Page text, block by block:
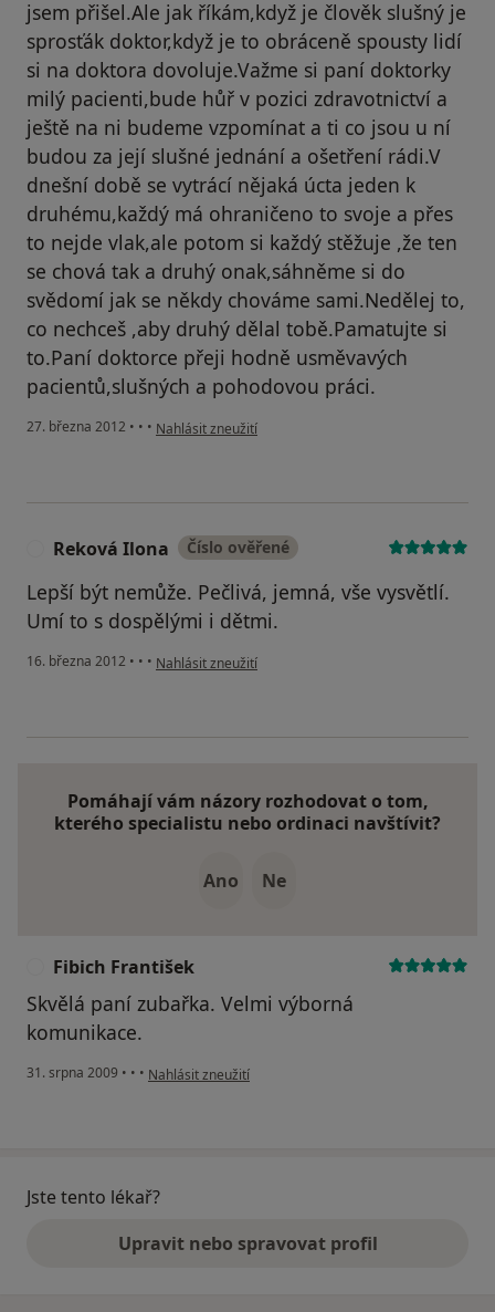
jsem přišel.Ale jak říkám,když je člověk slušný je
sprosťák doktor,když je to obráceně spousty lidí
si na doktora dovoluje.Važme si paní doktorky
milý pacienti,bude hůř v pozici zdravotnictví a
ještě na ni budeme vzpomínat a ti co jsou u ní
budou za její slušné jednání a ošetření rádi.V
dnešní době se vytrácí nějaká úcta jeden k
druhému,každý má ohraničeno to svoje a přes
to nejde vlak,ale potom si každý stěžuje ,že ten
se chová tak a druhý onak,sáhněme si do
svědomí jak se někdy chováme sami.Nedělej to,
co nechceš ,aby druhý dělal tobě.Pamatujte si
to.Paní doktorce přeji hodně usměvavých
pacientů,slušných a pohodovou práci.
27. března 2012 • • • podle názoru uživatele Váš účet byl odstraněn
Nahlásit zneužití
Reková Ilona Číslo ověřené
Lepší být nemůže. Pečlivá, jemná, vše vysvětlí.
Umí to s dospělými i dětmi.
16. března 2012 • • • podle názoru uživatele Reková Ilona
Nahlásit zneužití
Pomáhají vám názory rozhodovat o tom,
kterého specialistu nebo ordinaci navštívit?
Ano Ne
Fibich František
Skvělá paní zubařka. Velmi výborná
komunikace.
31. srpna 2009 • • • podle názoru uživatele Fibich František
Nahlásit zneužití
Jste tento lékař?
Upravit nebo spravovat profil